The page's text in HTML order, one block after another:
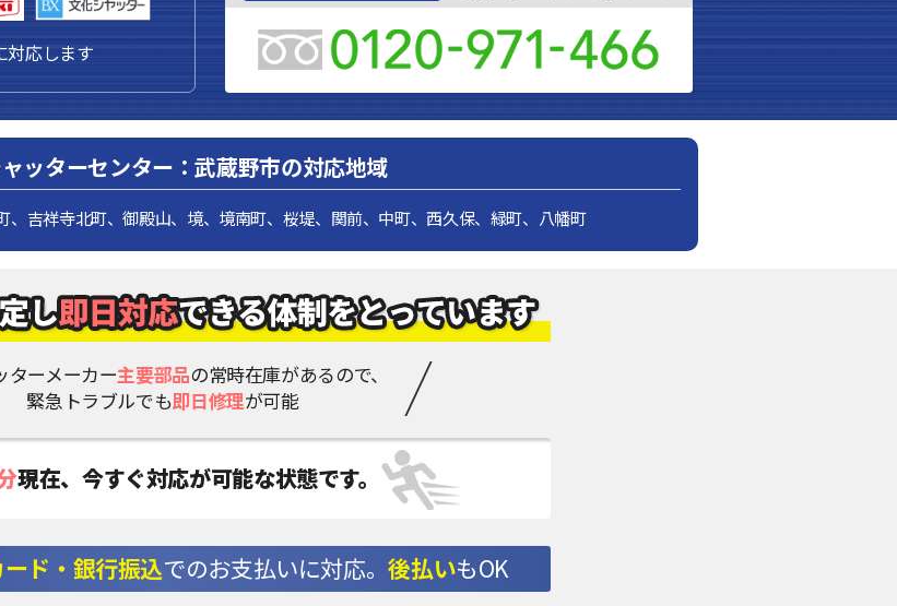
対応します
ッターセンター：武蔵野市の対応地域
、吉祥寺北町、御殿山、境、境南町、桜堤、関前、中町、西久保、緑町、八幡町
ターメーカー主要部品の常時在庫があるので、
緊急トラブルでも即日修理が可能
現在、 今すぐ対応が可能な状態です。
ド・銀行振込でのお支払いに対応。後払いもOK